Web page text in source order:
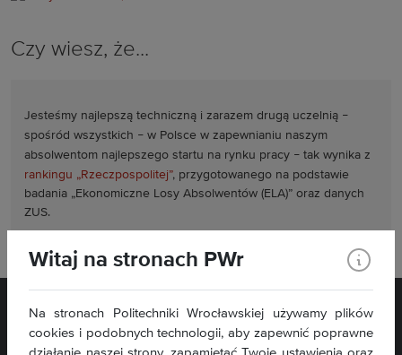
Czy wiesz, że...
Jesteśmy najlepszą techniczną i zarazem drugą uczelnią –
spośród wszystkich – w Polsce w zapewnianiu naszym
absolwentom najlepszego startu na rynku pracy – tak wynika z
rankingu „Rzeczpospolitej”, przygotowanego na podstawie
badania „Ekonomiczne Losy Absolwentów (ELA)” oraz danych
ZUS.
Witaj na stronach PWr
Na stronach Politechniki Wrocławskiej używamy plików
cookies i podobnych technologii, aby zapewnić poprawne